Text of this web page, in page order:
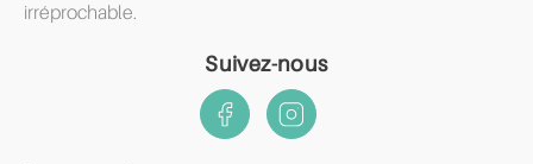
irréprochable.
Suivez-nous